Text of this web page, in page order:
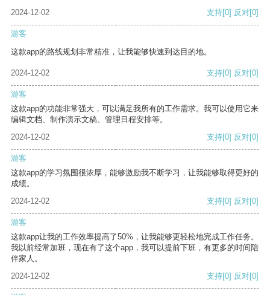
2024-12-02 支持[0] 反对[0]
游客
这款app的路线规划非常精准，让我能够快速到达目的地。
2024-12-02 支持[0] 反对[0]
游客
这款app的功能非常强大，可以满足我所有的工作需求。我可以使用它来
编辑文档、制作演示文稿、管理日程安排等。
2024-12-02
支持[0] 反对[0]
游客
这款app的学习氛围很浓厚，能够激励我不断学习，让我能够取得更好的
成绩。
2024-12-02
支持[0] 反对[0]
游客
这款app让我的工作效率提高了50%，让我能够更轻松地完成工作任务。
我以前经常加班，现在有了这个app，我可以提前下班，有更多的时间陪
伴家人。
2024-12-02
支持[0] 反对[0]